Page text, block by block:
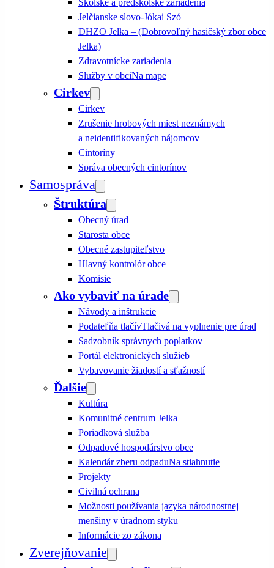
Školské a predškolské zariadenia
Jelčianske slovo-Jókai Szó
DHZO Jelka – (Dobrovoľný hasičský zbor obce
Jelka)
Zdravotnícke zariadenia
Služby v obciNa mape
Cirkev
Cirkev
Zrušenie hrobových miest neznámych
a neidentifikovaných nájomcov
Cintoríny
Správa obecných cintorínov
Samospráva
Štruktúra
Obecný úrad
Starosta obce
Obecné zastupiteľstvo
Hlavný kontrolór obce
Komisie
Ako vybaviť na úrade
Návody a inštrukcie
Podateľňa tlačívTlačivá na vyplnenie pre úrad
Sadzobník správnych poplatkov
Portál elektronických služieb
Vybavovanie žiadostí a sťažností
Ďalšie
Kultúra
Komunitné centrum Jelka
Poriadková služba
Odpadové hospodárstvo obce
Kalendár zberu odpaduNa stiahnutie
Projekty
Civilná ochrana
Možnosti používania jazyka národnostnej
menšiny v úradnom styku
Informácie zo zákona
Zverejňovanie